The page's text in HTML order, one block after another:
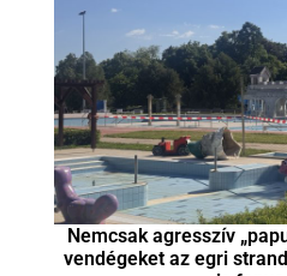
Nemcsak agresszív
vendégeket az egri